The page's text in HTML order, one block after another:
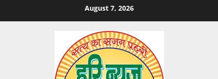
August 7, 2026